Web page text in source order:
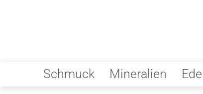
Schmuck Mineralien